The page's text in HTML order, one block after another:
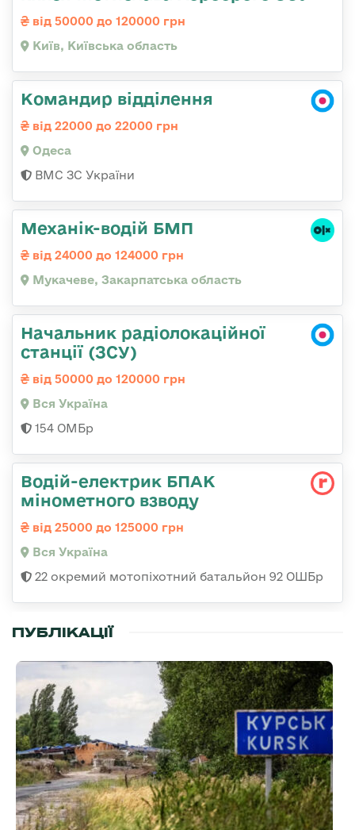
від 50000 до 120000 грн
Київ, Київська область
Командир відділення
від 22000 до 22000 грн
Одеса
ВМС ЗС України
Механік-водій БМП
від 24000 до 124000 грн
Мукачеве, Закарпатська область
Начальник радіолокаційної
станції (ЗСУ)
від 50000 до 120000 грн
Вся Україна
154 ОМБр
Водій-електрик БПАК
мінометного взводу
від 25000 до 125000 грн
Вся Україна
22 окремий мотопіхотний батальйон 92 ОШБр
ПУБЛІКАЦІЇ